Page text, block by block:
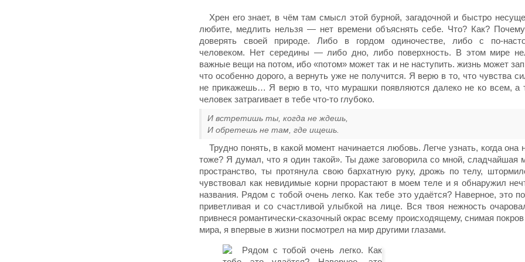
Хрен его знает, в чём там смысл этой бурной, загадочной и быстро
любите, медлить нельзя — нет времени объяснять себе. Что? Как?
доверять своей природе. Либо в гордом одиночестве, либо с по-
человеком. Нет середины — либо дно, либо поверхность. В этом мире
важные вещи на потом, ибо «потом» может так и не наступить. жизнь может
что особенно дорого, а вернуть уже не получится. Я верю в то, что чувства
не прикажешь… Я верю в то, что мурашки появляются далеко не ко всем, а
человек затрагивает в тебе что-то глубоко.
И встретишь ты, когда не ждешь,
И обретешь не там, где ищешь.
Трудно понять, в какой момент начинается любовь. Легче узнать, когда она
тоже? Я думал, что я один такой». Ты даже заговорила со мной, сладчайшая
пространство, ты протянула свою бархатную руку, дрожь по телу,
чувствовал как невидимые корни прорастают в моем теле и я обнаружил
названия. Рядом с тобой очень легко. Как тебе это удаётся? Наверное, это
приветливая и со счастливой улыбкой на лице. Вся твоя нежность
привнеся романтически-сказочный окрас всему происходящему, снимая
мира, я впервые в жизни посмотрел на мир другими глазами.